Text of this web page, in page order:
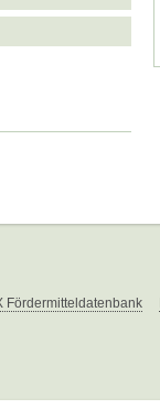
Fördermitteldatenbank